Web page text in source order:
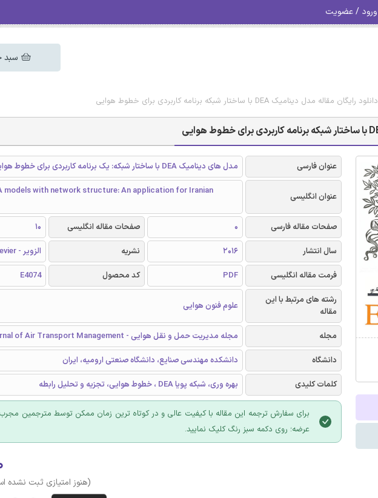
ورود / عضویت
سبد
دانلود رایگان مقاله مدل دینامیک DEA با ساختار شبکه برنامه کاربردی برای خطوط هوایی
عنوان فارسی مدل های دینامیک DEA با ساختار شبکه: یک برنامه کاربردی برای خطوط هوایی ایران
عنوان انگلیسی models with network structure: An application for Iranian
صفحات مقاله فارسی 0 صفحات مقاله انگلیسی
10
سال انتشار
2016 نشریه
الزویر - Elsevier
فرمت مقاله انگلیسی
PDF کد محصول
E4074
رشته های مرتبط با این
مقاله
علوم فنون هوایی
مجله
مجله مدیریت حمل و نقل هوایی - Journal of Air Transport Management
دانشگاه
دانشکده مهندسی صنایع، دانشگاه صنعتی ارومیه، ایران
کلمات کلیدی
بهره وری، شبکه پویا DEA ، خطوط هوایی، تجزیه و تحلیل رابطه
برای سفارش ترجمه این مقاله با کیفیت عالی و در کوتاه ترین زمان ممکن توسط مترجمین
عرضه؛ روی دکمه سبز رنگ کلیک نمایید.
(هنوز امتیازی ثبت نشده